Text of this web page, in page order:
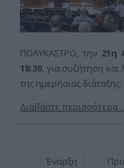
ΠΟΛΥΚΑΣΤΡΟ, την 21η
18:30, για συζήτηση
της ημερήσιας διάταξης:
Διαβάστε περισσότερα...
Έναρξη